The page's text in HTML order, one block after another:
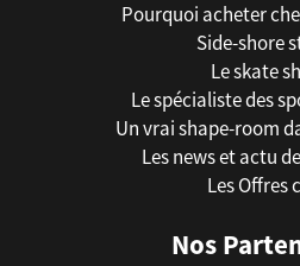
Pourquoi acheter
Side-shore
Le skate
Le spécialiste des
Un vrai shape-room
Les news et actu
Les Offres
Nos